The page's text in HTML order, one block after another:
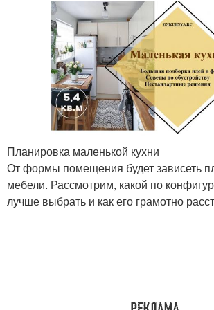
Планировка маленькой кухни
От формы помещения будет зависеть
мебели. Рассмотрим, какой по
лучше выбрать и как его грамотно